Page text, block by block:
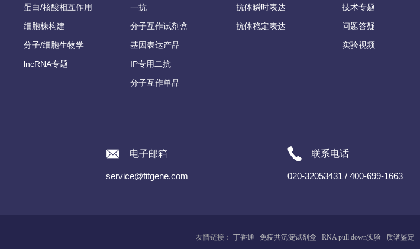
蛋白/核酸相互作用
细胞株构建
分子/细胞生物学
lncRNA专题
一抗
分子互作试剂盒
基因表达产品
IP专用二抗
分子互作单品
抗体瞬时表达
抗体稳定表达
技术专题
问题答疑
实验视频
电子邮箱
service@fitgene.com
联系电话
020-32053431 / 400-699-1663
友情链接： 丁香通 免疫共沉淀试剂盒 RNA pull down实验 质谱鉴定